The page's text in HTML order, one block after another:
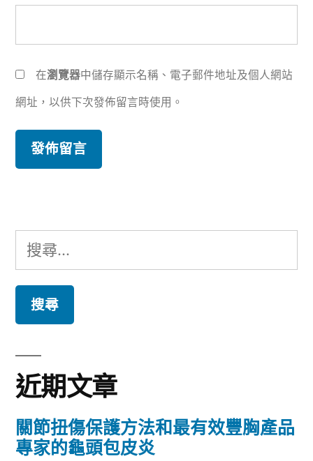
在瀏覽器中儲存顯示名稱、電子郵件地址及個人網站
網址，以供下次發佈留言時使用。
搜
尋
鍵
字:
近期文章
關節扭傷保護方法和最有效豐胸產品
專家的龜頭包皮炎